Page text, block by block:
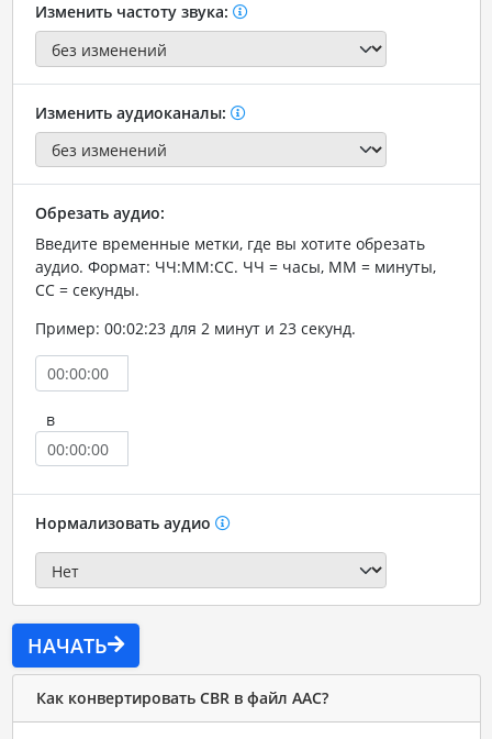
Изменить частоту звука:
Изменить аудиоканалы:
Обрезать аудио:
Введите временные метки, где вы хотите обрезать
аудио. Формат: ЧЧ:ММ:СС. ЧЧ = часы, ММ = минуты,
СС = секунды.
Пример: 00:02:23 для 2 минут и 23 секунд.
в
Нормализовать аудио
НАЧАТЬ
Как конвертировать CBR в файл AAC?